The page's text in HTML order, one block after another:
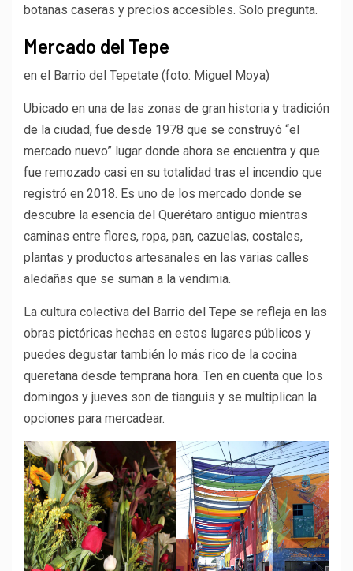
botanas caseras y precios accesibles. Solo pregunta.
Mercado del Tepe
en el Barrio del Tepetate (foto: Miguel Moya)
Ubicado en una de las zonas de gran historia y tradición
de la ciudad, fue desde 1978 que se construyó “el
mercado nuevo” lugar donde ahora se encuentra y que
fue remozado casi en su totalidad tras el incendio que
registró en 2018. Es uno de los mercado donde se
descubre la esencia del Querétaro antiguo mientras
caminas entre flores, ropa, pan, cazuelas, costales,
plantas y productos artesanales en las varias calles
aledañas que se suman a la vendimia.
La cultura colectiva del Barrio del Tepe se refleja en las
obras pictóricas hechas en estos lugares públicos y
puedes degustar también lo más rico de la cocina
queretana desde temprana hora. Ten en cuenta que los
domingos y jueves son de tianguis y se multiplican la
opciones para mercadear.